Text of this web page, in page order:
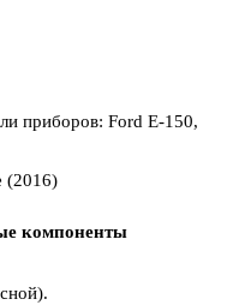
(2016)
компоненты